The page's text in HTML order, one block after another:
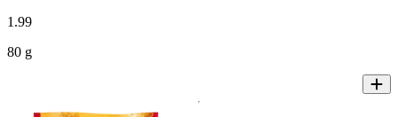
1 .99
80 g